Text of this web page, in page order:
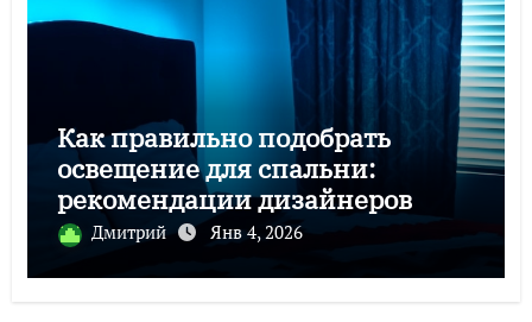
Как правильно подобрать
освещение для спальни:
рекомендации дизайнеров
Дмитрий Янв 4, 2026